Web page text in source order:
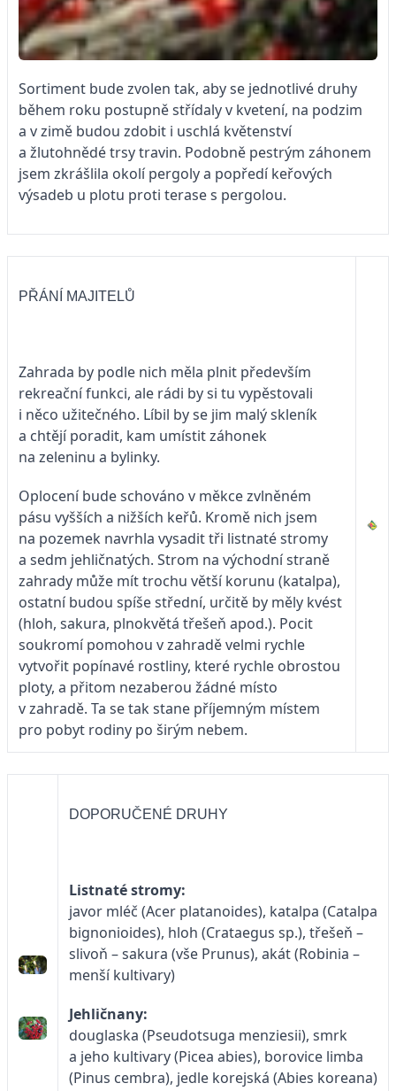
Sortiment bude zvolen tak, aby se jednotlivé druhy
během roku postupně střídaly v kvetení, na podzim
a v zimě budou zdobit i uschlá květenství
a žlutohnědé trsy travin. Podobně pestrým záhonem
jsem zkrášlila okolí pergoly a popředí keřových
výsadeb u plotu proti terase s pergolou.
PŘÁNÍ MAJITELŮ
Zahrada by podle nich měla plnit především
rekreační funkci, ale rádi by si tu vypěstovali
i něco užitečného. Líbil by se jim malý skleník
a chtějí poradit, kam umístit záhonek
na zeleninu a bylinky.
Oplocení bude schováno v měkce zvlněném
pásu vyšších a nižších keřů. Kromě nich jsem
na pozemek navrhla vysadit tři listnaté stromy
a sedm jehličnatých. Strom na východní straně
zahrady může mít trochu větší korunu (katalpa),
ostatní budou spíše střední, určitě by měly kvést
(hloh, sakura, plnokvětá třešeň apod.). Pocit
soukromí pomohou v zahradě velmi rychle
vytvořit popínavé rostliny, které rychle obrostou
ploty, a přitom nezaberou žádné místo
v zahradě. Ta se tak stane příjemným místem
pro pobyt rodiny po širým nebem.
DOPORUČENÉ DRUHY
Listnaté stromy:
javor mléč (Acer platanoides), katalpa (Catalpa
bignonioides), hloh (Crataegus sp.), třešeň –
slivoň – sakura (vše Prunus), akát (Robinia –
menší kultivary)
Jehličnany:
douglaska (Pseudotsuga menziesii), smrk
a jeho kultivary (Picea abies), borovice limba
(Pinus cembra), jedle korejská (Abies koreana)